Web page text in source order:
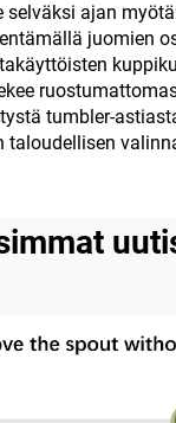
selväksi ajan
juomien
tumbler-
taloudellisen